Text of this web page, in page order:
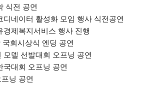
식전 공연
디네이터 활성화 모임 행사 식전공연
경제복지서비스 행사 진행
회시상식 엔딩 공연
모델 선발대회 오프닝 공연
국대회 오프닝 공연
닝 공연